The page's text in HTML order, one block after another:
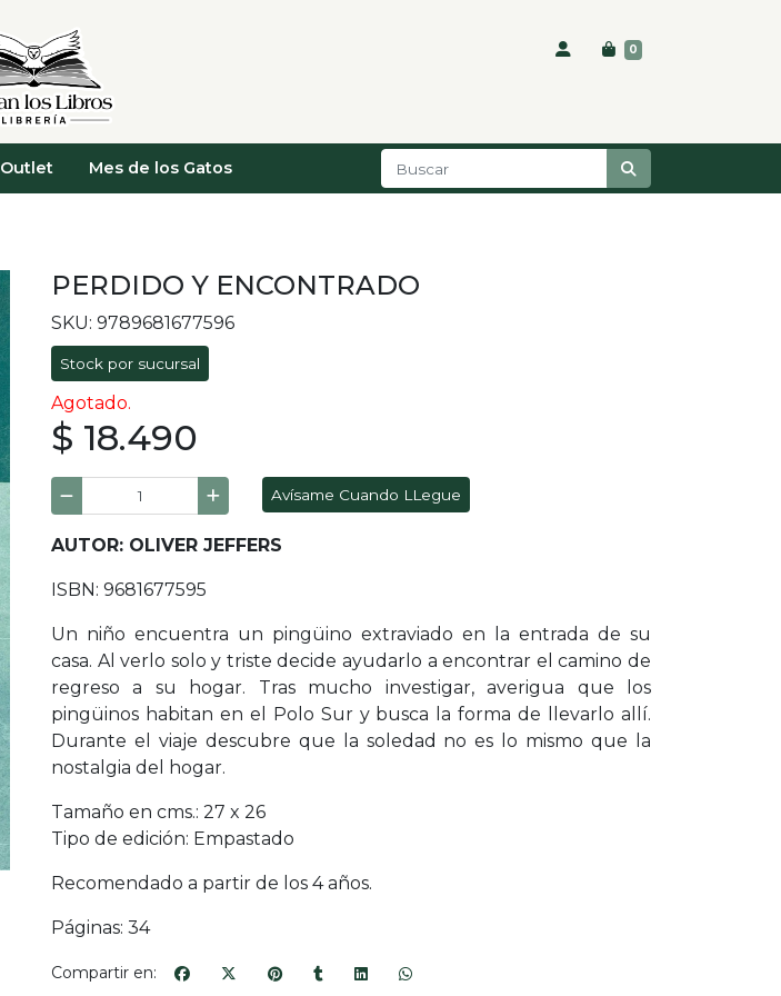
0
Outlet Mes de los Gatos
PERDIDO Y ENCONTRADO
SKU: 9789681677596
Stock por sucursal
Agotado.
$ 18.490
Avísame Cuando LLegue
AUTOR: OLIVER JEFFERS
ISBN: 9681677595
Un niño encuentra un pingüino extraviado en la entrada de su
casa. Al verlo solo y triste decide ayudarlo a encontrar el camino de
regreso a su hogar. Tras mucho investigar, averigua que los
pingüinos habitan en el Polo Sur y busca la forma de llevarlo allí.
Durante el viaje descubre que la soledad no es lo mismo que la
nostalgia del hogar.
Tamaño en cms.: 27 x 26
Tipo de edición: Empastado
Recomendado a partir de los 4 años.
Páginas: 34
Compartir en: